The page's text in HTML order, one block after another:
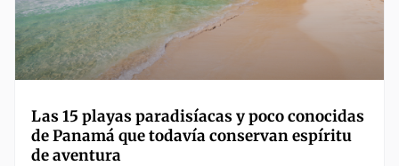
Las 15 playas paradisíacas y poco conocidas
de Panamá que todavía conservan espíritu
de aventura